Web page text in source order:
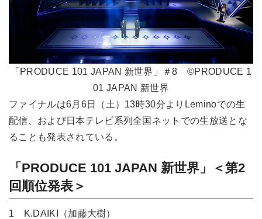
「PRODUCE 101 JAPAN 新世界」＃8 ©PRODUCE 1
01 JAPAN 新世界
ファイナルは6月6日（土）13時30分よりLeminoでの生
配信、および日本テレビ系列全国ネットでの生放送とな
ることも発表されている。
「PRODUCE 101 JAPAN 新世界」＜第2
回順位発表＞
1 K.DAIKI（加藤大樹）